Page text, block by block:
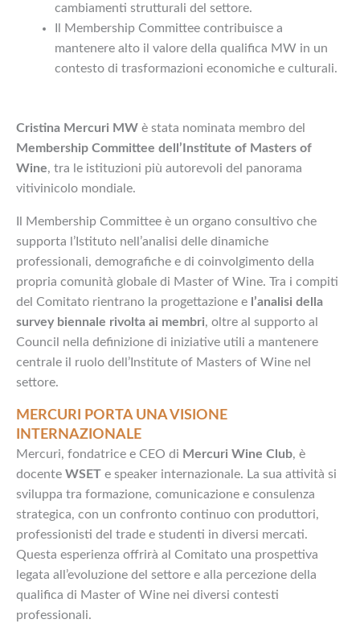
cambiamenti strutturali del settore.
Il Membership Committee contribuisce a
mantenere alto il valore della qualifica MW in un
contesto di trasformazioni economiche e culturali.
Cristina Mercuri MW è stata nominata membro del
Membership Committee dell’Institute of Masters of
Wine, tra le istituzioni più autorevoli del panorama
vitivinicolo mondiale.
Il Membership Committee è un organo consultivo che
supporta l’Istituto nell’analisi delle dinamiche
professionali, demografiche e di coinvolgimento della
propria comunità globale di Master of Wine. Tra i compiti
del Comitato rientrano la progettazione e l’analisi della
survey biennale rivolta ai membri, oltre al supporto al
Council nella definizione di iniziative utili a mantenere
centrale il ruolo dell’Institute of Masters of Wine nel
settore.
MERCURI PORTA UNA VISIONE
INTERNAZIONALE
Mercuri, fondatrice e CEO di Mercuri Wine Club, è
docente WSET e speaker internazionale. La sua attività si
sviluppa tra formazione, comunicazione e consulenza
strategica, con un confronto continuo con produttori,
professionisti del trade e studenti in diversi mercati.
Questa esperienza offrirà al Comitato una prospettiva
legata all’evoluzione del settore e alla percezione della
qualifica di Master of Wine nei diversi contesti
professionali.